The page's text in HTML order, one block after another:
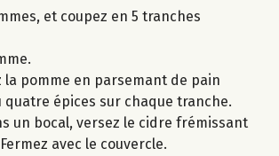
et coupez en 5 tranches
la pomme en parsemant de pain
quatre épices sur chaque tranche.
un bocal, versez le cidre frémissant
avec le couvercle.